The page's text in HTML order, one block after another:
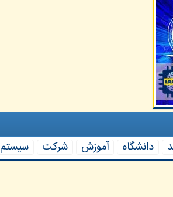
دانشگاه آموزش شركت سیستم